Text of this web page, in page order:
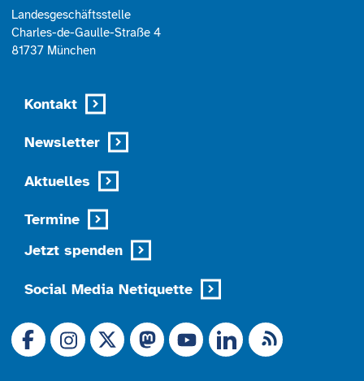
Landesgeschäftsstelle
Charles-de-Gaulle-Straße 4
81737 München
Kontakt
Newsletter
Aktuelles
Termine
Jetzt spenden
Social Media Netiquette
Link zu X (Ex-Twitter)
RSS-Feed